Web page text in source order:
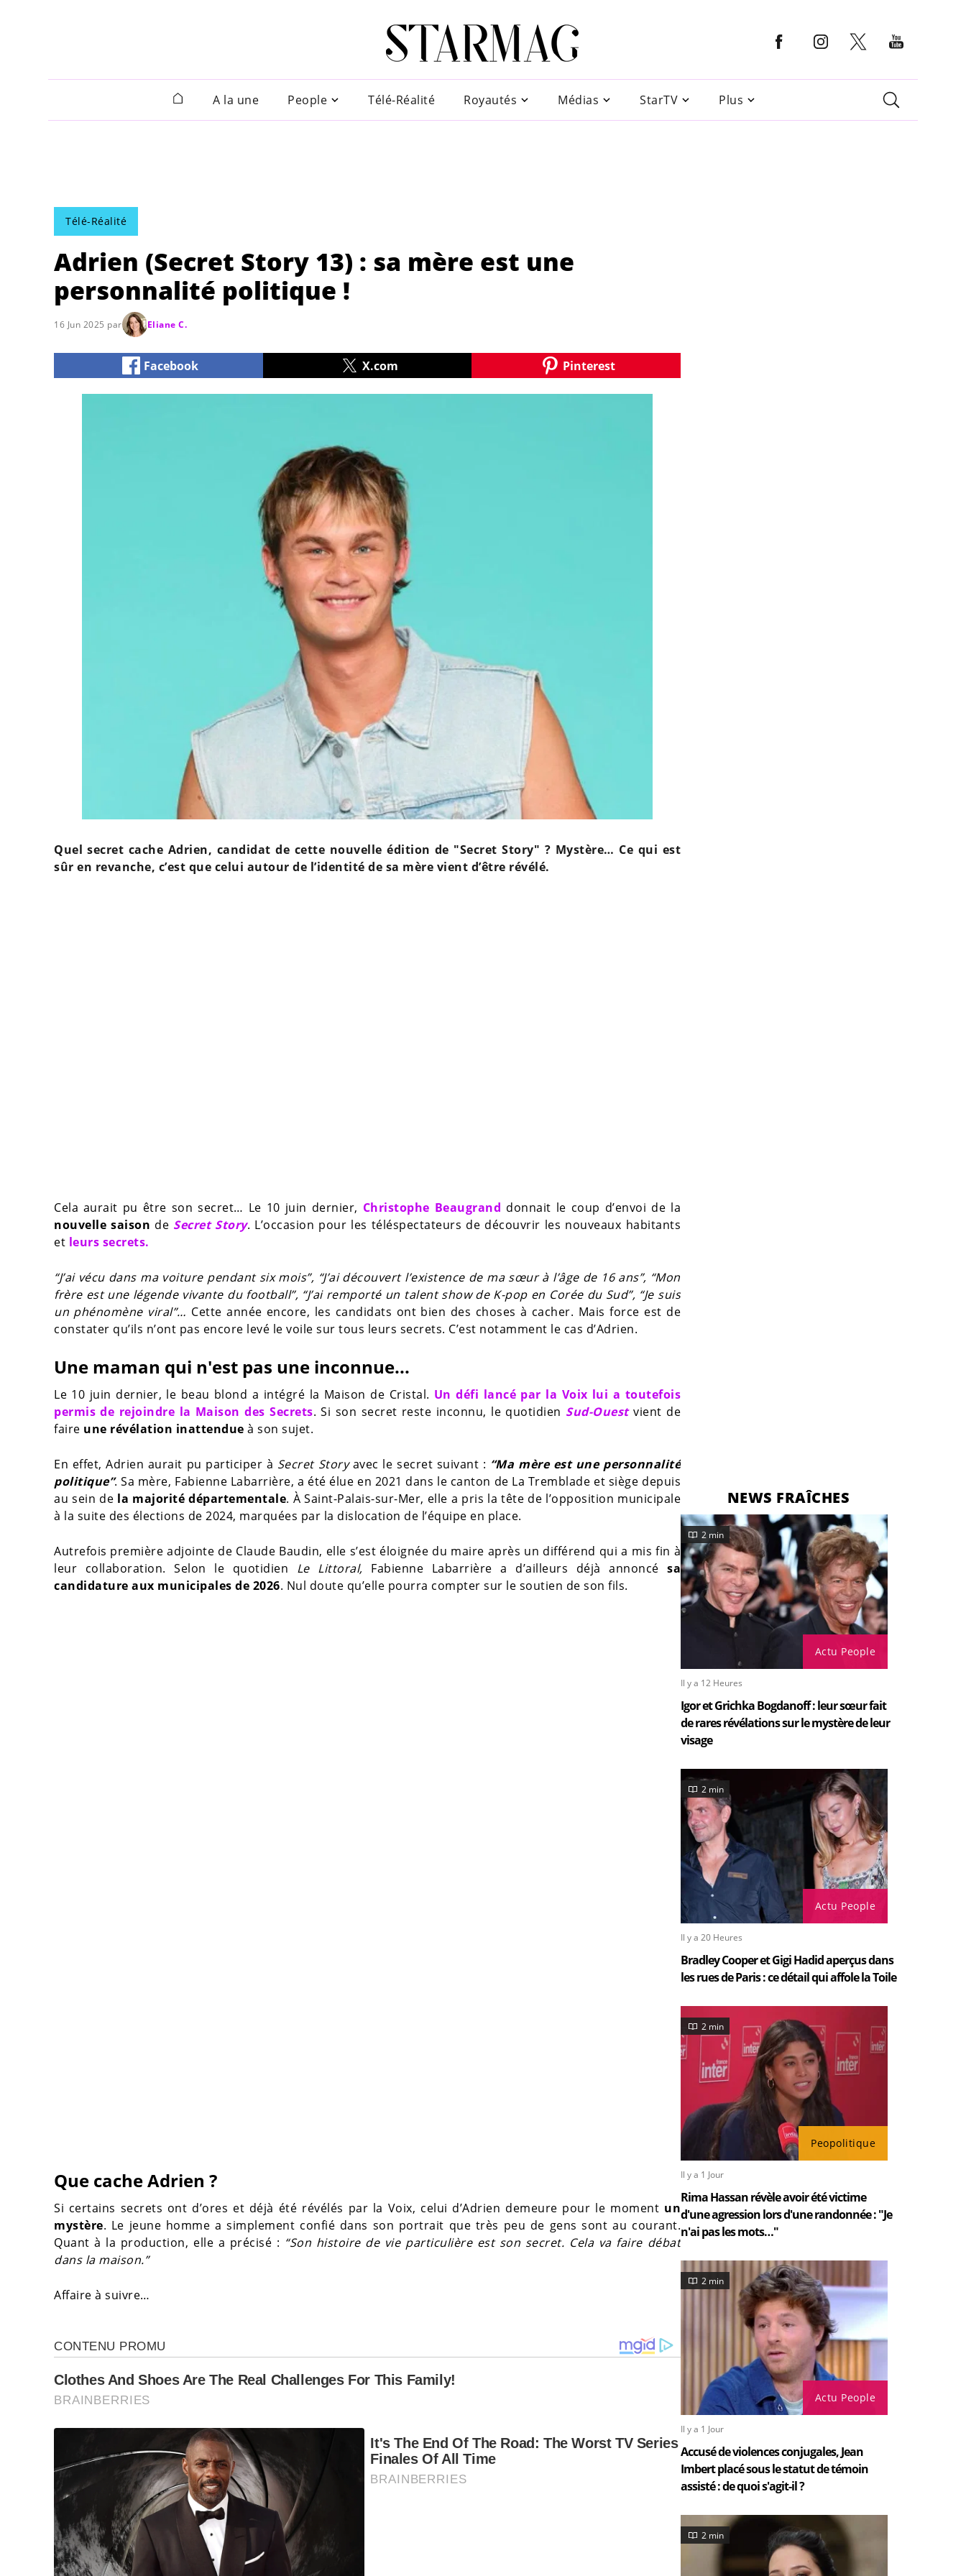
A la une People Télé-Réalité Royautés Médias StarTV Plus
Télé-Réalité
Adrien (Secret Story 13) : sa mère est une
personnalité politique !
16 Jun 2025 par Eliane C.
Facebook X.com Pinterest
Quel secret cache Adrien, candidat de cette nouvelle édition de "Secret Story" ? Mystère… Ce qui est
sûr en revanche, c’est que celui autour de l’identité de sa mère vient d’être révélé.
Cela aurait pu être son secret… Le 10 juin dernier, Christophe Beaugrand donnait le coup d’envoi de la
nouvelle saison de Secret Story. L’occasion pour les téléspectateurs de découvrir les nouveaux habitants
et leurs secrets.
“J’ai vécu dans ma voiture pendant six mois”, “J’ai découvert l’existence de ma sœur à l’âge de 16 ans”, “Mon
frère est une légende vivante du football”, “J’ai remporté un talent show de K-pop en Corée du Sud”, “Je suis
un phénomène viral”… Cette année encore, les candidats ont bien des choses à cacher. Mais force est de
constater qu’ils n’ont pas encore levé le voile sur tous leurs secrets. C’est notamment le cas d’Adrien.
Une maman qui n'est pas une inconnue...
Le 10 juin dernier, le beau blond a intégré la Maison de Cristal. Un défi lancé par la Voix lui a toutefois
permis de rejoindre la Maison des Secrets. Si son secret reste inconnu, le quotidien Sud-Ouestvient de
faire une révélation inattendue à son sujet.
En effet, Adrien aurait pu participer à Secret Storyavec le secret suivant : “Ma mère est une personnalité
politique”. Sa mère, Fabienne Labarrière, a été élue en 2021 dans le canton de La Tremblade et siège depuis
au sein de la majorité départementale. À Saint-Palais-sur-Mer, elle a pris la tête de l’opposition municipale
à la suite des élections de 2024, marquées par la dislocation de l’équipe en place.
Autrefois première adjointe de Claude Baudin, elle s’est éloignée du maire après un différend qui a mis fin à
leur collaboration. Selon le quotidien Le Littoral, Fabienne Labarrière a d’ailleurs déjà annoncé sa
candidature aux municipales de 2026. Nul doute qu’elle pourra compter sur le soutien de son fils.
Que cache Adrien ?
Si certains secrets ont d’ores et déjà été révélés par la Voix, celui d’Adrien demeure pour le moment un
mystère. Le jeune homme a simplement confié dans son portrait que très peu de gens sont au courant.
Quant à la production, elle a précisé : “Son histoire de vie particulière est son secret. Cela va faire débat
dans la maison.”
Affaire à suivre…
NEWS FRAÎCHES
Actu People
2 min
Il y a 12 Heures
Igor et Grichka Bogdanoff : leur sœur fait
de rares révélations sur le mystère de leur
visage
Actu People
2 min
Il y a 20 Heures
Bradley Cooper et Gigi Hadid aperçus dans
les rues de Paris : ce détail qui affole la Toile
Peopolitique
2 min
Il y a 1 Jour
Rima Hassan révèle avoir été victime
d'une agression lors d'une randonnée : "Je
n'ai pas les mots…"
Actu People
2 min
Il y a 1 Jour
Accusé de violences conjugales, Jean
Imbert placé sous le statut de témoin
assisté : de quoi s'agit-il ?
2 min